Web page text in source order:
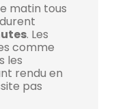
matin tous
. Les
comme
les
rendu en
pas